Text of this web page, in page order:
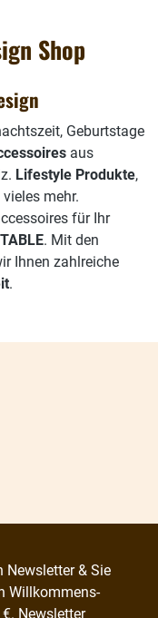
Shop
Geburtstage
aus
Lifestyle Produkte,
mehr.
für Ihr
. Mit den
Ihnen zahlreiche
.
Newsletter & Sie
Willkommens-
Newsletter